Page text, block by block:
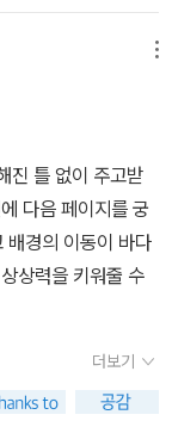
대로 옮기기는 어
물을 마실 수 있
시에서 공원이나 분
다. 마음껏 달릴 수
노래할 수 있고, 물
지요, 이 분수는 어
요, 아니면 어쩌면
(사계절, 2017)는
래를 분수대에서
림으로 이야기를
분수대 가장자리에
시멘트하고 아스
진 틀 없이 주고받
다음 페이지를 궁
배경의 이동이 바다
상력을 키워줄 수
더보기